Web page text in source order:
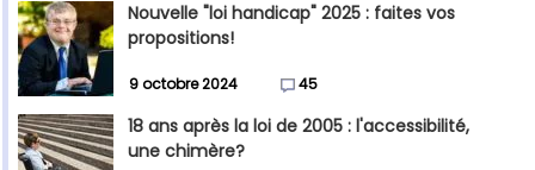
Nouvelle "loi handicap" 2025 : faites vos
propositions!
9 octobre 2024 45
18 ans après la loi de 2005 : l'accessibilité,
une chimère?